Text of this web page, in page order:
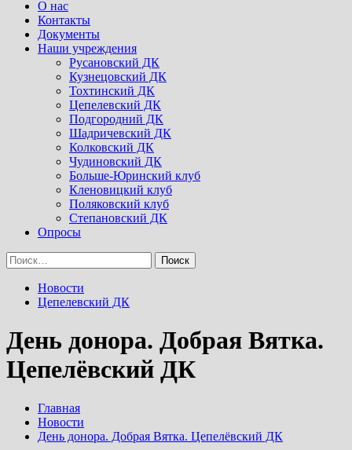
Menu
О нас
Контакты
Документы
Наши учреждения
Русановский ДК
Кузнецовский ДК
Тохтинский ДК
Цепелевский ДК
Подгородний ДК
Шадричевский ДК
Колковский ДК
Чудиновский ДК
Больше-Юринский клуб
Кленовицкий клуб
Поляковский клуб
Степановский ДК
Опросы
Найти:
Новости
Цепелевский ДК
День донора. Добрая Вятка.
Цепелёвский ДК
Главная
Новости
День донора. Добрая Вятка. Цепелёвский ДК